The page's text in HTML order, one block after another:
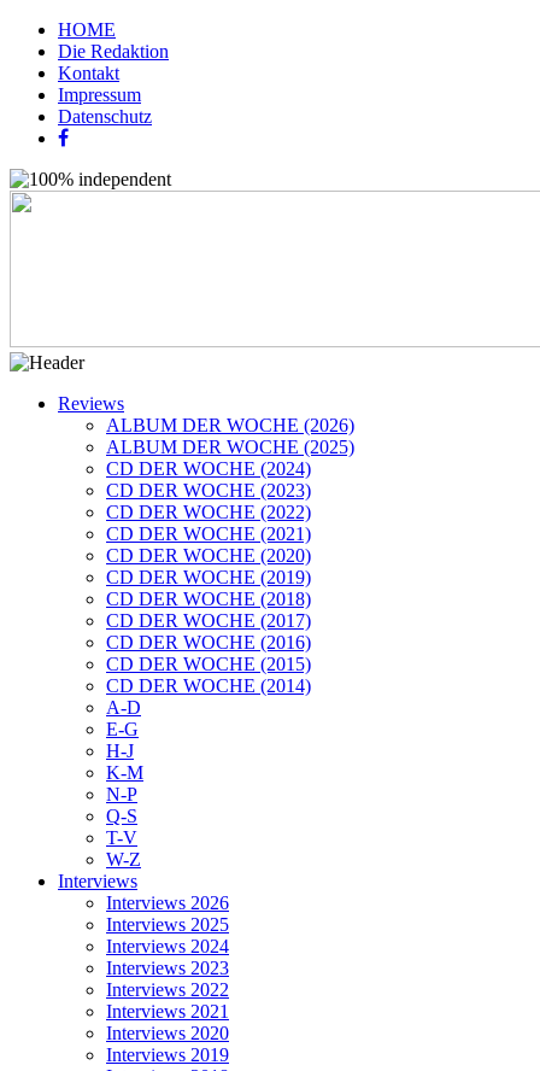
HOME
Die Redaktion
Kontakt
Impressum
Datenschutz
Reviews
ALBUM DER WOCHE (2026)
ALBUM DER WOCHE (2025)
CD DER WOCHE (2024)
CD DER WOCHE (2023)
CD DER WOCHE (2022)
CD DER WOCHE (2021)
CD DER WOCHE (2020)
CD DER WOCHE (2019)
CD DER WOCHE (2018)
CD DER WOCHE (2017)
CD DER WOCHE (2016)
CD DER WOCHE (2015)
CD DER WOCHE (2014)
A-D
E-G
H-J
K-M
N-P
Q-S
T-V
W-Z
Interviews
Interviews 2026
Interviews 2025
Interviews 2024
Interviews 2023
Interviews 2022
Interviews 2021
Interviews 2020
Interviews 2019